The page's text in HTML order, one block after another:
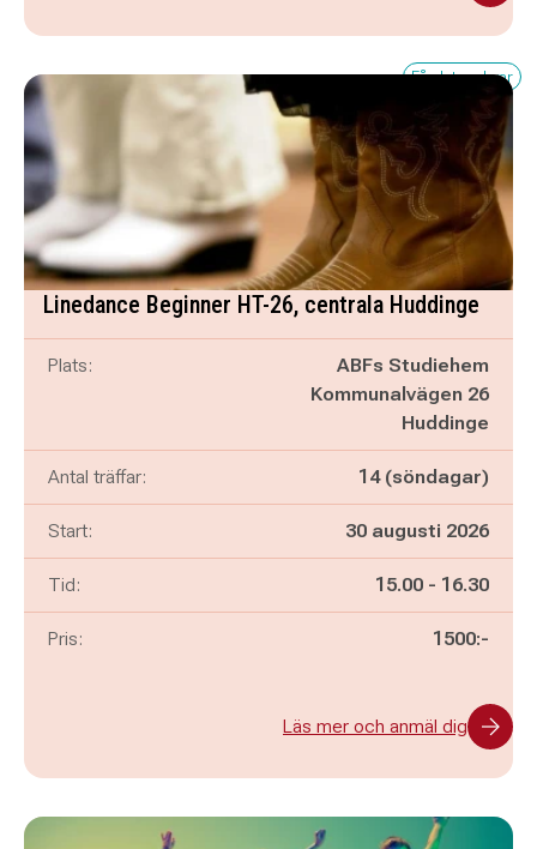
Få platser kvar
Linedance Beginner HT-26, centrala Huddinge
Plats:
ABFs Studiehem
Kommunalvägen 26
Huddinge
Antal träffar: 14 (söndagar)
Start: 30 augusti 2026
Tid: Pågår mellan
15.00 - och
16.30
Pris: 1500:-
Läs mer och anmäl dig